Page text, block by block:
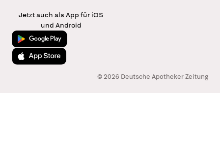
Jetzt auch als App für iOS
und Android
Jetzt bei Google Play
Laden im App Store
© 2026 Deutsche Apotheker Zeitung